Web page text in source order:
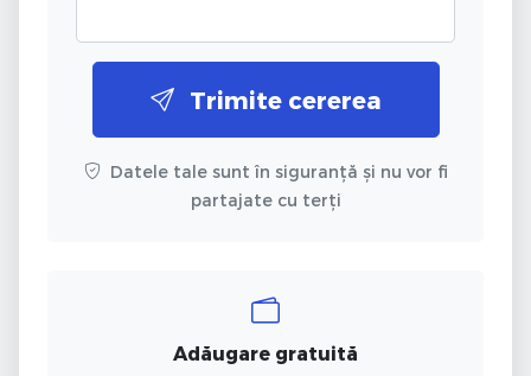
Trimite cererea
Datele tale sunt în siguranță și nu vor fi
partajate cu terți
Adăugare gratuită